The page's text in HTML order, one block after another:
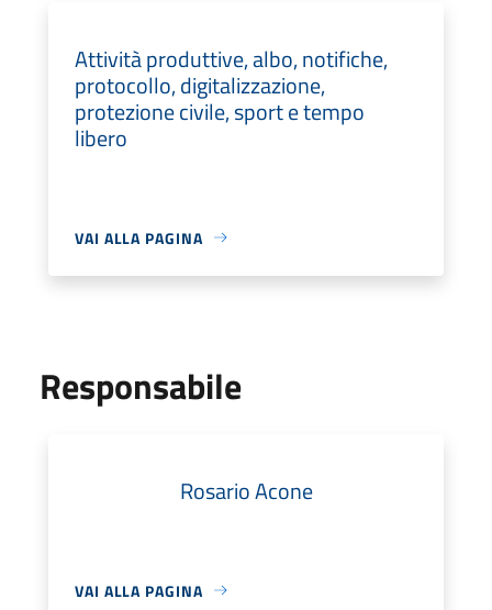
Attività produttive, albo, notifiche,
protocollo, digitalizzazione,
protezione civile, sport e tempo
libero
VAI ALLA PAGINA
Responsabile
Rosario Acone
VAI ALLA PAGINA